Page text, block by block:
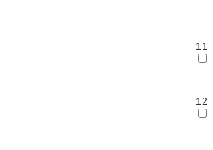
11
12